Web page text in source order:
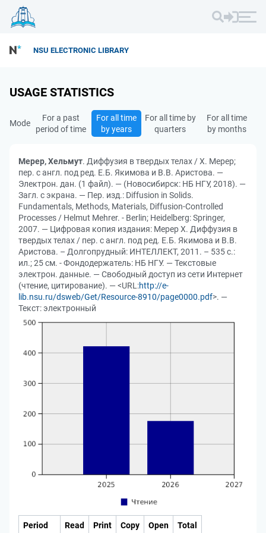
NSU ELECTRONIC LIBRARY
USAGE STATISTICS
Mode
For a past
period of time
For all time
by years
For all time by
quarters
For all time
by months
Мерер, Хельмут. Диффузия в твердых телах / Х. Мерер;
пер. с англ. под ред. Е.Б. Якимова и В.В. Аристова. —
Электрон. дан. (1 файл). — (Новосибирск: НБ НГУ, 2018). —
Загл. с экрана. — Пер. изд.: Diffusion in Solids.
Fundamentals, Methods, Materials, Diffusion-Controlled
Processes / Helmut Mehrer. - Berlin; Heidelberg: Springer,
2007. — Цифровая копия издания: Мерер Х. Диффузия в
твердых телах / пер. с англ. под ред. Е.Б. Якимова и В.В.
Аристова. – Долгопрудный: ИНТЕЛЛЕКТ, 2011. – 535 с.:
ил.; 25 см. - Фондодержатель: НБ НГУ. — Текстовые
электрон. данные. — Свободный доступ из сети Интернет
(чтение, цитирование). — <URL:http://e-
lib.nsu.ru/dsweb/Get/Resource-8910/page0000.pdf>. —
Текст: электронный
Period Read Print Copy Open Total